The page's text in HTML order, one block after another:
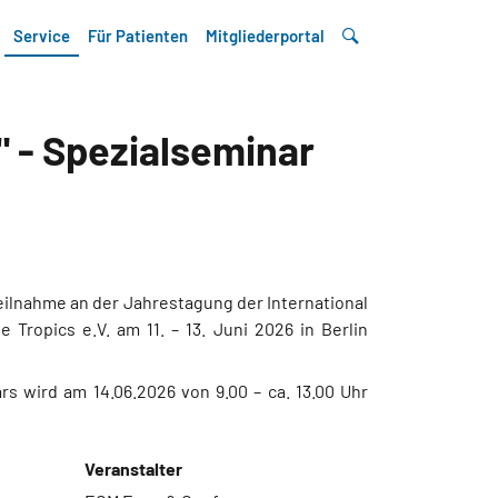
Service Für Patienten Mitgliederportal
- Spezialseminar
an der Jahrestagung der International
Tropics e.V. am 11. – 13. Juni 2026 in Berlin
wird am 14.06.2026 von 9.00 – ca. 13.00 Uhr
Veranstalter